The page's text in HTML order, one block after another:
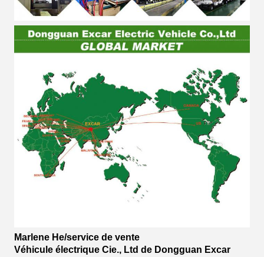
Marlene He/service de vente
Véhicule électrique Cie., Ltd de Dongguan Excar